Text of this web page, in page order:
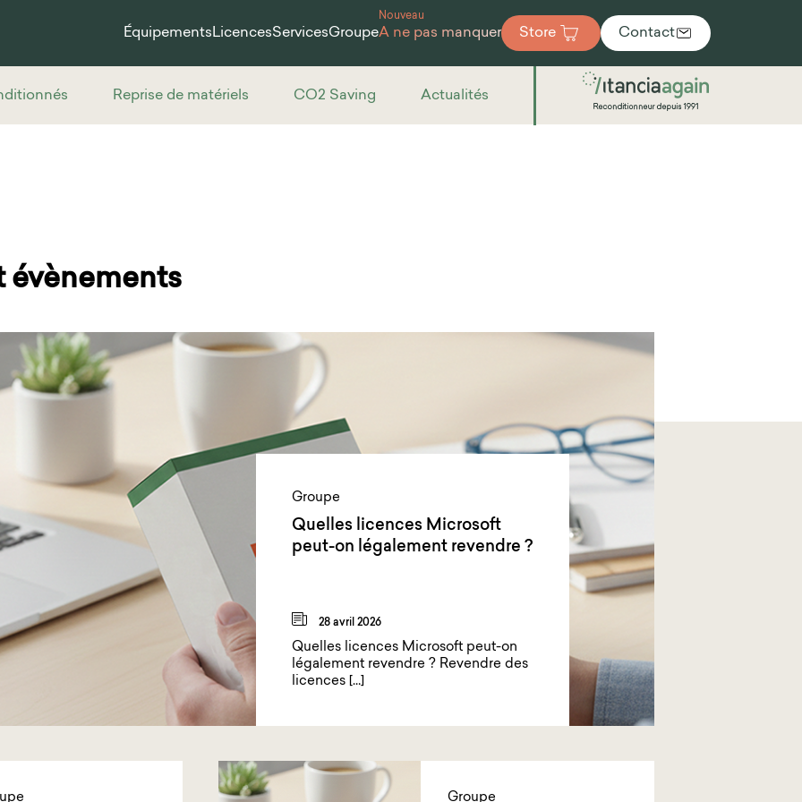
Équipements LicencesServicesGroupe
Nouveau
À ne pas manquer Store Contact
Actualités
CO2 Saving
Reprise de matériels
évènements
Groupe
Quelles licences Microsoft
peut-on légalement revendre ?
28 avril 2026
Quelles licences Microsoft peut-on
légalement revendre ? Revendre des
licences […]
Groupe